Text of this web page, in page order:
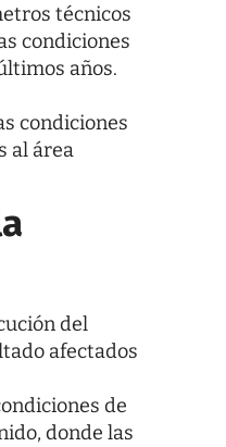
técnicos
condiciones
años.
condiciones
al área
del
afectados
de
donde las